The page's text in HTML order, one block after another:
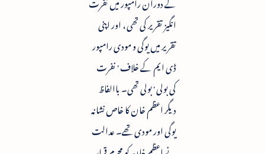
انگیز تقریر کی تھی ، اور اپنی
تقریر میں یوگی و مودی رامپور
ڈی ایم کے خلاف ' نفرت
کی بولی ' بولی تھی۔ باالفاظ
دیگر اعظم خان کا خاص نشانہ
یوگی اور مودی تھے۔ عدالت